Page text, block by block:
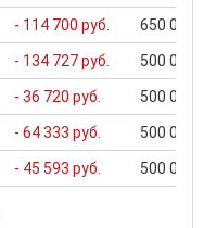
- 114 700 руб. 650 000
- 134 727 руб. 500 000
- 36 720 руб. 500 000
- 64 333 руб. 500 000
- 45 593 руб. 500 000